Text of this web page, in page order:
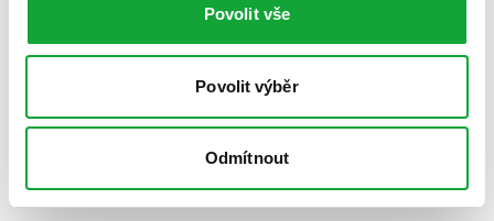
Povolit vše
Povolit výběr
Odmítnout